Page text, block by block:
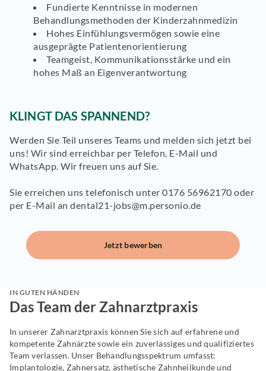
Fundierte Kenntnisse in modernen
Behandlungsmethoden der Kinderzahnmedizin
Hohes Einfühlungsvermögen sowie eine
ausgeprägte Patientenorientierung
Teamgeist, Kommunikationsstärke und ein
hohes Maß an Eigenverantwortung
KLINGT DAS SPANNEND?
Werden Sie Teil unseres Teams und melden sich jetzt bei
uns! Wir sind erreichbar per Telefon, E-Mail und
WhatsApp. Wir freuen uns auf Sie.
Sie erreichen uns telefonisch unter 0176 56962170 oder
per E-Mail an dental21-jobs@m.personio.de
Jetzt bewerben
IN GUTEN HÄNDEN
Das Team der Zahnarztpraxis
In unserer Zahnarztpraxis können Sie sich auf erfahrene und
kompetente Zahnärzte sowie ein zuverlässiges und qualifiziertes
Team verlassen. Unser Behandlungsspektrum umfasst:
Implantologie, Zahnersatz, ästhetische Zahnheilkunde und